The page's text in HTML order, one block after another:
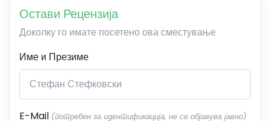
Остави Рецензија
Доколку го имате посетено ова сместување
Име и Презиме
E-Mail (потребен за идентификација, не се објавува јавно)